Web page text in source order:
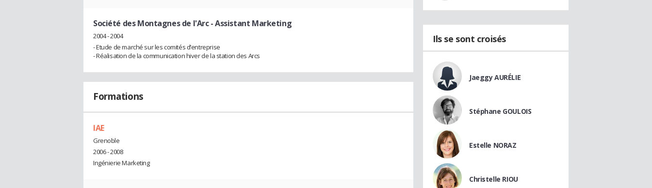
Société des Montagnes de l'Arc- Assistant Marketing
2004 - 2004
- Etude de marché sur les comités d’entreprise
- Réalisation de la communication hiver de la station des Arcs
Formations
IAE
Grenoble
2006 - 2008
Ingénierie Marketing
Ils se sont croisés
Jaeggy AURÉLIE
Stéphane GOULOIS
Estelle NORAZ
Christelle RIOU